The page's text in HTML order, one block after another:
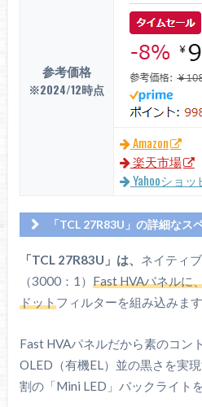
参考価格
※2024/12時点
Amazon
楽天市場
Yahooショ
「TCL 27R83U」の詳細なス
TCL
27R83U
画面サイズ
27インチ
パネル QD Fast
（量子ドッ
「TCL 27R83U」は、 ネイティ
（3000：1） Fast HVAパネルに
ドットフィルターを組み込みます
Fast HVAパネルだから素のコン
OLED（有機EL）並の黒さを実
割の「Mini LED」バックライトを